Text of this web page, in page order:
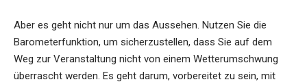
Aber es geht nicht nur um das Aussehen. Nutzen Sie die
Barometerfunktion, um sicherzustellen, dass Sie auf dem
Weg zur Veranstaltung nicht von einem Wetterumschwung
überrascht werden. Es geht darum, vorbereitet zu sein, mit